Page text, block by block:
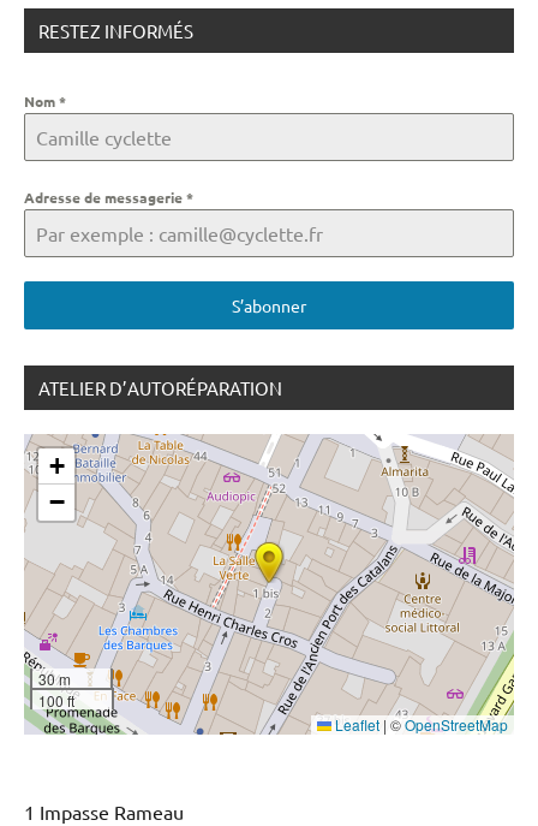
RESTEZ INFORMÉS
Nom*
Adresse de messagerie*
S’abonner
ATELIER D’AUTORÉPARATION
+
−
30 m
100 ft
Leaflet | ©OpenStreetMap
1 Impasse Rameau